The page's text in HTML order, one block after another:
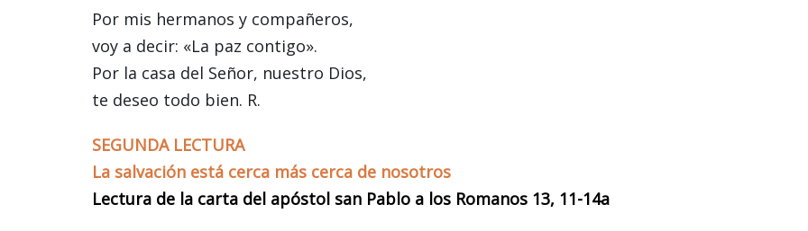
Por mis hermanos y compañeros,
voy a decir: «La paz contigo».
Por la casa del Señor, nuestro Dios,
te deseo todo bien. R.
SEGUNDA LECTURA
La salvación está cerca más cerca de nosotros
Lectura de la carta del apóstol san Pablo a los Romanos 13, 11-14a